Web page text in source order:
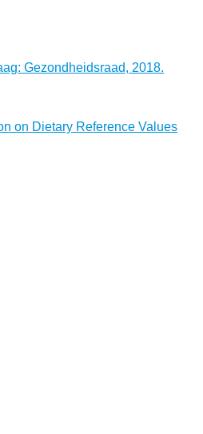
Gezondheidsraad, 2018.
on Dietary Reference Values